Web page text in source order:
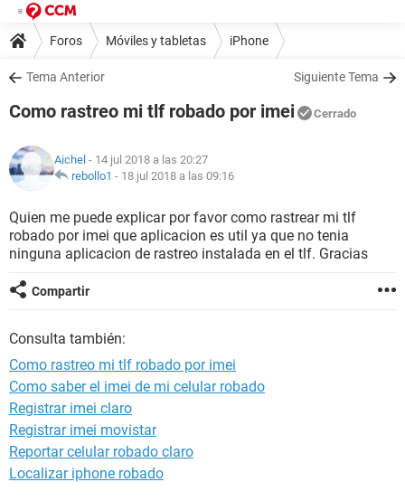
Foros Móviles y tabletas iPhone
Tema Anterior Siguiente Tema
Como rastreo mi tlf robado por imei Cerrado
Aichel - 14 jul 2018 a las 20:27
rebollo1 - 18 jul 2018 a las 09:16
Quien me puede explicar por favor como rastrear mi tlf
robado por imei que aplicacion es util ya que no tenia
ninguna aplicacion de rastreo instalada en el tlf. Gracias
Compartir
Consulta también:
Como rastreo mi tlf robado por imei
Como saber el imei de mi celular robado
Registrar imei claro
Registrar imei movistar
Reportar celular robado claro
Localizar iphone robado